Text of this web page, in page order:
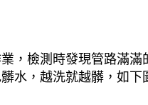
，檢測時發現管路滿
水，越洗就越髒，如